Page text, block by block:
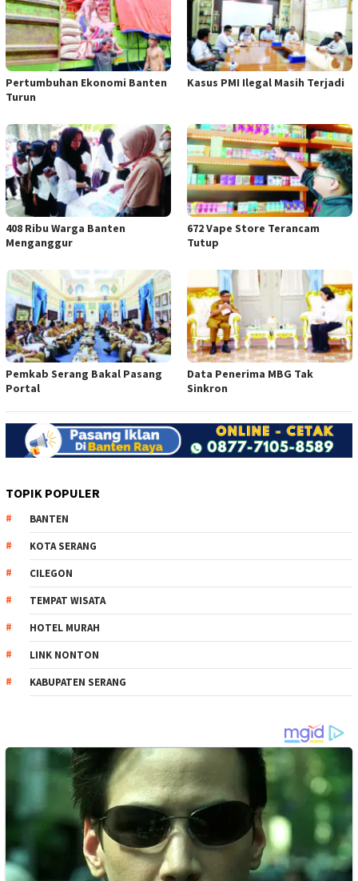
Pertumbuhan Ekonomi Banten
Turun
Kasus PMI Ilegal Masih Terjadi
408 Ribu Warga Banten
Menganggur
672 Vape Store Terancam
Tutup
Pemkab Serang Bakal Pasang
Portal
Data Penerima MBG Tak
Sinkron
TOPIK POPULER
BANTEN
KOTA SERANG
CILEGON
TEMPAT WISATA
HOTEL MURAH
LINK NONTON
KABUPATEN SERANG